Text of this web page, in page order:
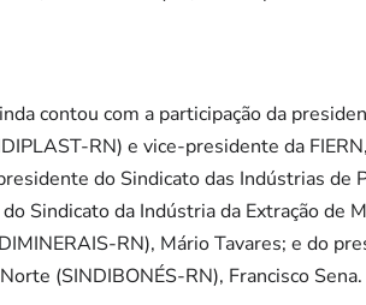
contou com a participação da
RN) e vice-presidente da
do Sindicato das Indústrias de
Sindicato da Indústria da Extração de
RN), Mário Tavares; e do
(SINDIBONÉS-RN), Francisco Sena.